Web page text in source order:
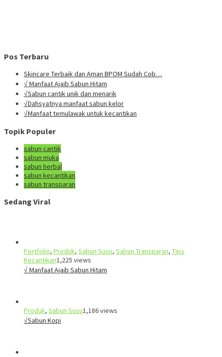
Pos Terbaru
Skincare Terbaik dan Aman BPOM Sudah Cob…
√ Manfaat Ajaib Sabun Hitam
√Sabun cantik unik dan menarik
√Dahsyatnya manfaat sabun kelor
√Manfaat temulawak untuk kecantikan
Topik Populer
sabun cantik
sabun muka
sabun herbal
sabun kecantikan
sabun transparan
Sedang Viral
Portfolio, Produk, Sabun Susu, Sabun Transparan, Tips
Kecantikan1,225 views
√ Manfaat Ajaib Sabun Hitam
Produk, Sabun Susu1,186 views
√Sabun Kopi